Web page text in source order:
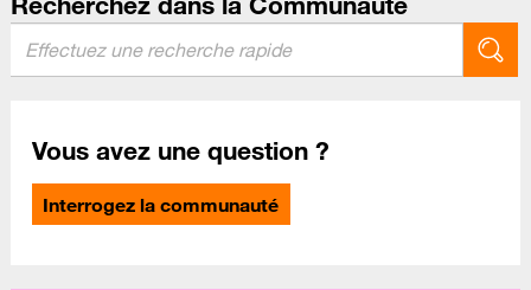
Vous avez une question ?
Interrogez la communauté